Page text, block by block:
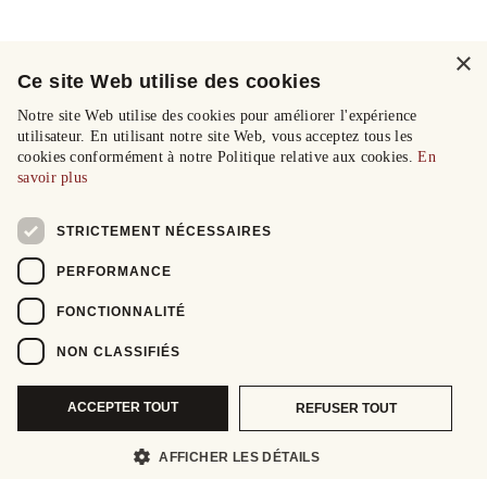
×
Ce site Web utilise des cookies
Notre site Web utilise des cookies pour améliorer l'expérience
utilisateur. En utilisant notre site Web, vous acceptez tous les
cookies conformément à notre Politique relative aux cookies.En
savoir plus
STRICTEMENT NÉCESSAIRES
PERFORMANCE
FONCTIONNALITÉ
NON CLASSIFIÉS
ACCEPTER TOUT REFUSER TOUT
AFFICHER LES DÉTAILS